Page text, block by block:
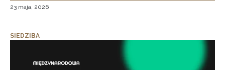
23 maja, 2026
SIEDZIBA